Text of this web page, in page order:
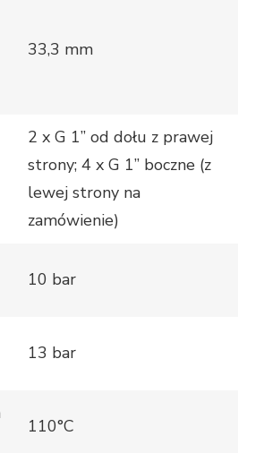
33,3 mm
2 x G 1” od dołu z prawej
strony; 4 x G 1” boczne (z
lewej strony na
zamówienie)
10 bar
13 bar
110°C